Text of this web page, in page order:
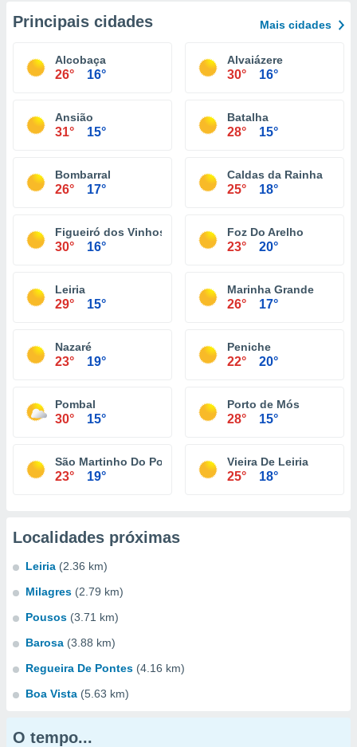
Principais cidades Mais cidades
Alcobaça
26° 16°
Alvaiázere
30° 16°
Ansião
31° 15°
Batalha
28° 15°
Bombarral
26° 17°
Caldas da Rainha
25° 18°
Figueiró dos Vinhos
30° 16°
Foz Do Arelho
23° 20°
Leiria
29° 15°
Marinha Grande
26° 17°
Nazaré
23° 19°
Peniche
22° 20°
Pombal
30° 15°
Porto de Mós
28° 15°
São Martinho Do Porto
23° 19°
Vieira De Leiria
25° 18°
Localidades próximas
Leiria (2.36 km)
Milagres (2.79 km)
Pousos (3.71 km)
Barosa (3.88 km)
Regueira De Pontes (4.16 km)
Boa Vista (5.63 km)
O tempo...